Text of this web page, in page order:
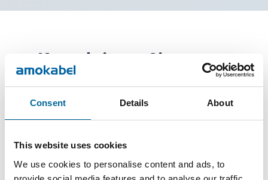
Consent Details About
This website uses cookies
We use cookies to personalise content and ads, to
Kontaktieren Sie unsere
Spezialisten